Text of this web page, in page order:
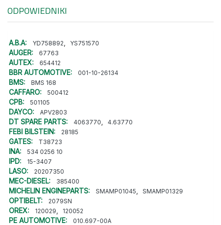
ODPOWIEDNIKI
A.B.A: YD758892 YS751570
AUGER: 67763
AUTEX: 654412
BBR AUTOMOTIVE: 001-10-26134
BMS: BMS 168
CAFFARO: 500412
CPB: 501105
DAYCO: APV2803
DT SPARE PARTS: 4063770 4.63770
FEBI BILSTEIN: 28185
GATES: T38723
INA: 534 0256 10
IPD: 15-3407
LASO: 20207350
MEC-DIESEL: 385400
MICHELIN ENGINEPARTS: SMAMP01045 SMAMP01329
OPTIBELT: 2079SN
OREX: 120029 120052
PE AUTOMOTIVE: 010.697-00A